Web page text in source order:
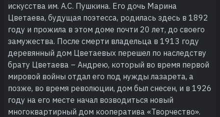
искусства им. А.С. Пушкина. Его дочь Марина
Цветаева, будущая поэтесса, родилась здесь в 1892
году и прожила в этом доме почти 20 лет, до своего
замужества. После смерти владельца в 1913 году
деревянный дом Цветаевых перешел по наследству
брату Цветаева – Андрею, который во время первой
мировой войны отдал его под нужды лазарета, а
позже, во время революции, дом был снесен, и в 1926
году на его месте начал возводиться новый
многоквартирный дом кооператива «Творчество».